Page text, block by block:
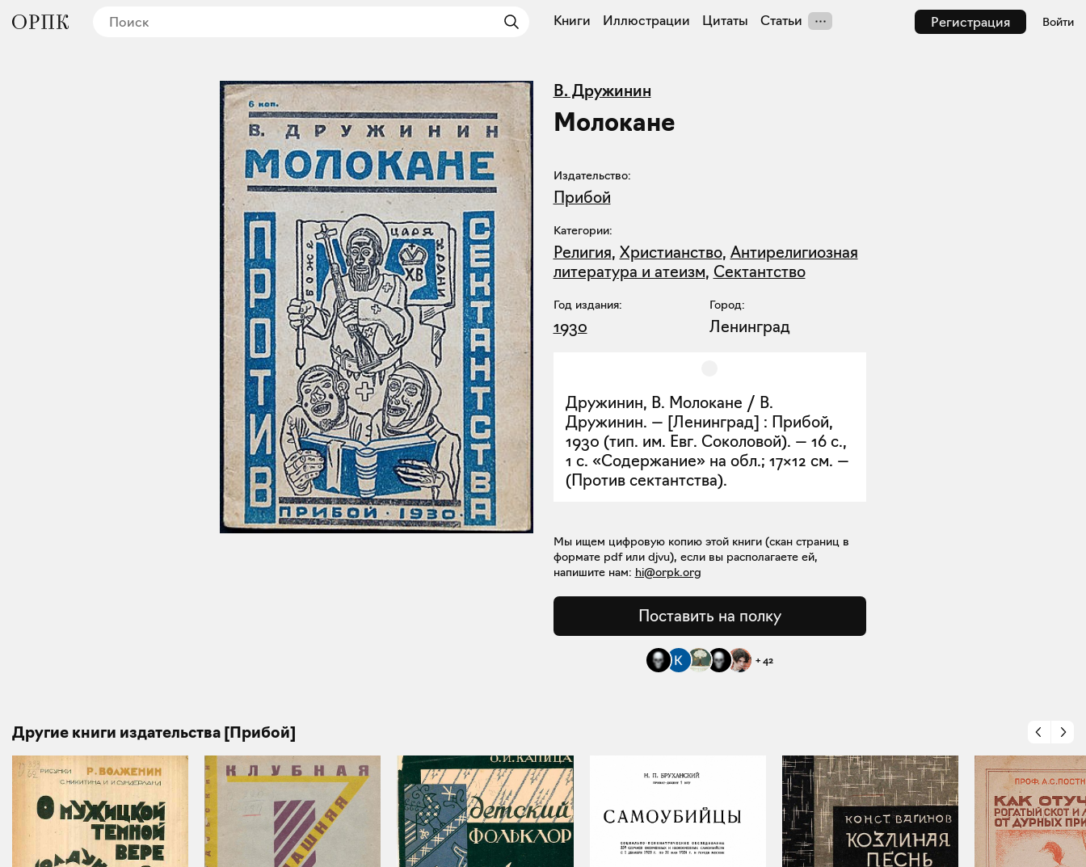
Регистрация Войти
Книги Иллюстрации Цитаты Статьи
В. Дружинин
Молокане
Издательство:
Прибой
Категории:
Религия, Христианство, Антирелигиозная
литература и атеизм, Сектантство
Год издания:
1930
Город:
Ленинград
Дружинин, В. Молокане / В.
Дружинин. — [Ленинград] : Прибой,
1930 (тип. им. Евг. Соколовой). — 16 с.,
1 с. «Содержание» на обл.; 17×12 см. —
(Против сектантства).
Мы ищем цифровую копию этой книги (скан страниц в
формате pdf или djvu), если вы располагаете ей,
напишите нам: hi@orpk.org
Поставить на полку
+ 42
Другие книги издательства [Прибой]